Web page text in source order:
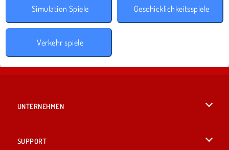
Simulation Spiele Geschicklichkeitsspiele
Verkehr spiele
UNTERNEHMEN
SUPPORT